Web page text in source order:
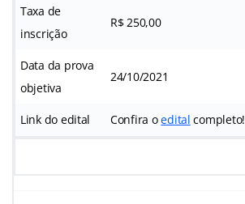
Taxa de
inscrição
R$ 250,00
Data da prova
objetiva
24/10/2021
Link do edital Confira oedital completo!